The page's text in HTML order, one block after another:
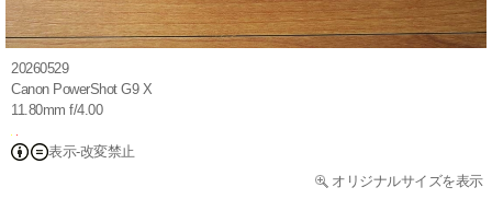
20260529
Canon PowerShot G9 X
11.80mm f/4.00
表示-改変禁止
オリジナルサイズを表示